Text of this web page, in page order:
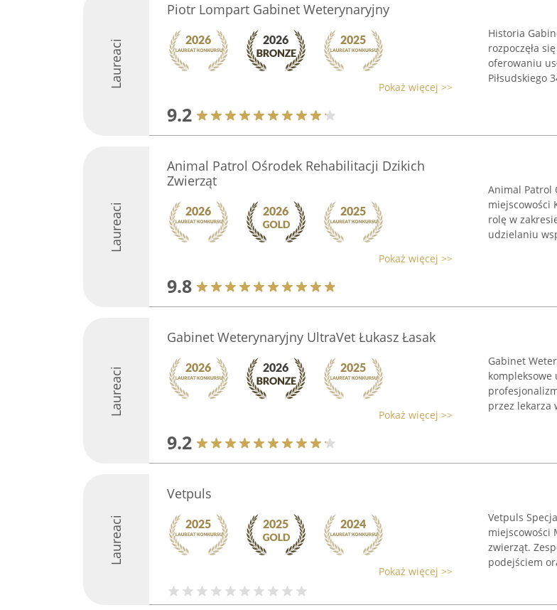
Laureaci
Piotr Lompart Gabinet Weterynaryjny
Pokaż więcej >>
9.2
Historia
rozpoczęła
oferowaniu
Piłsudskiego
Laureaci
Animal Patrol Ośrodek Rehabilitacji Dzikich
Zwierząt
Pokaż więcej >>
9.8
Animal Patrol
miejscowości
rolę w
udzielaniu
Laureaci
Gabinet Weterynaryjny UltraVet Łukasz Łasak
Pokaż więcej >>
9.2
Gabinet
kompleksowe
przez lekarza
Laureaci
Vetpuls
Pokaż więcej >>
Vetpuls
miejscowości
zwierząt.
podejściem